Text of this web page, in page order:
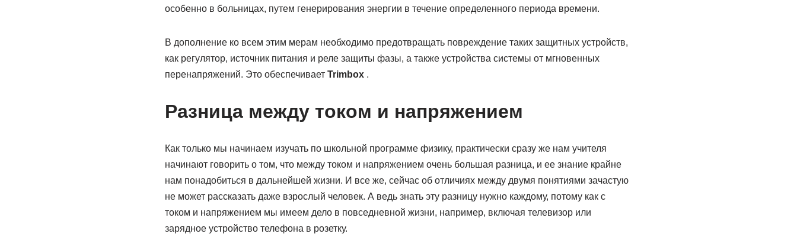
особенно в больницах, путем генерирования энергии в течение определенного периода времени.
В дополнение ко всем этим мерам необходимо предотвращать повреждение таких защитных устройств,
как регулятор, источник питания и реле защиты фазы, а также устройства системы от мгновенных
перенапряжений. Это обеспечивает Trimbox.
Разница между током и напряжением
Как только мы начинаем изучать по школьной программе физику, практически сразу же нам учителя
начинают говорить о том, что между током и напряжением очень большая разница, и ее знание крайне
нам понадобиться в дальнейшей жизни. И все же, сейчас об отличиях между двумя понятиями зачастую
не может рассказать даже взрослый человек. А ведь знать эту разницу нужно каждому, потому как с
током и напряжением мы имеем дело в повседневной жизни, например, включая телевизор или
зарядное устройство телефона в розетку.